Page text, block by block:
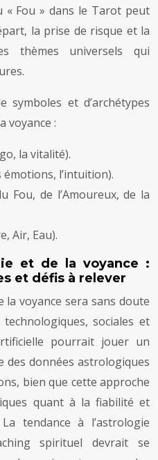
« Fou » dans le Tarot peut
la prise de risque et la
thèmes universels qui
symboles et d’archétypes
voyance :
la vitalité).
l’intuition).
Fou, de l’Amoureux, de la
Air, Eau).
et de la voyance :
et défis à relever
la voyance sera sans doute
sociales et
pourrait jouer un
des données astrologiques
bien que cette approche
quant à la fiabilité et
tendance à l’astrologie
spirituel devrait se